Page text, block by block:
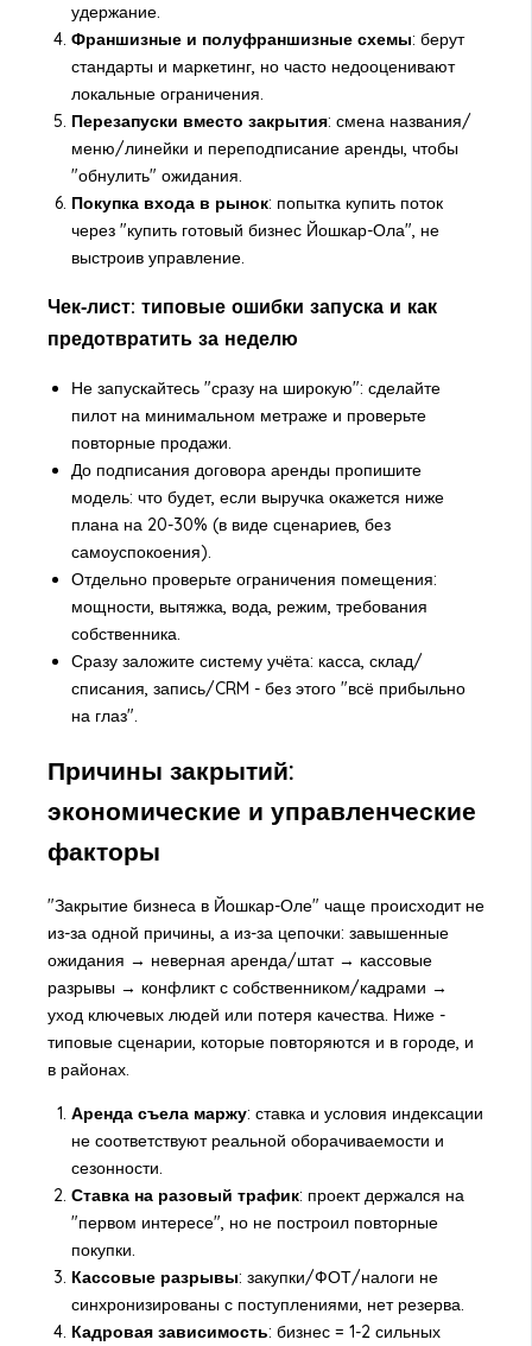
удержание.
Франшизные и полуфраншизные схемы: берут
стандарты и маркетинг, но часто недооценивают
локальные ограничения.
Перезапуски вместо закрытия: смена названия/
меню/линейки и переподписание аренды, чтобы
"обнулить" ожидания.
Покупка входа в рынок: попытка купить поток
через "купить готовый бизнес Йошкар-Ола", не
выстроив управление.
Чек‑лист: типовые ошибки запуска и как
предотвратить за неделю
Не запускайтесь "сразу на широкую": сделайте
пилот на минимальном метраже и проверьте
повторные продажи.
До подписания договора аренды пропишите
модель: что будет, если выручка окажется ниже
плана на 20-30% (в виде сценариев, без
самоуспокоения).
Отдельно проверьте ограничения помещения:
мощности, вытяжка, вода, режим, требования
собственника.
Сразу заложите систему учёта: касса, склад/
списания, запись/CRM - без этого "всё прибыльно
на глаз".
Причины закрытий:
экономические и управленческие
факторы
"Закрытие бизнеса в Йошкар-Оле" чаще происходит не
из-за одной причины, а из-за цепочки: завышенные
ожидания → неверная аренда/штат → кассовые
разрывы → конфликт с собственником/кадрами →
уход ключевых людей или потеря качества. Ниже -
типовые сценарии, которые повторяются и в городе, и
в районах.
Аренда съела маржу: ставка и условия индексации
не соответствуют реальной оборачиваемости и
сезонности.
Ставка на разовый трафик: проект держался на
"первом интересе", но не построил повторные
покупки.
Кассовые разрывы: закупки/ФОТ/налоги не
синхронизированы с поступлениями, нет резерва.
Кадровая зависимость: бизнес = 1-2 сильных